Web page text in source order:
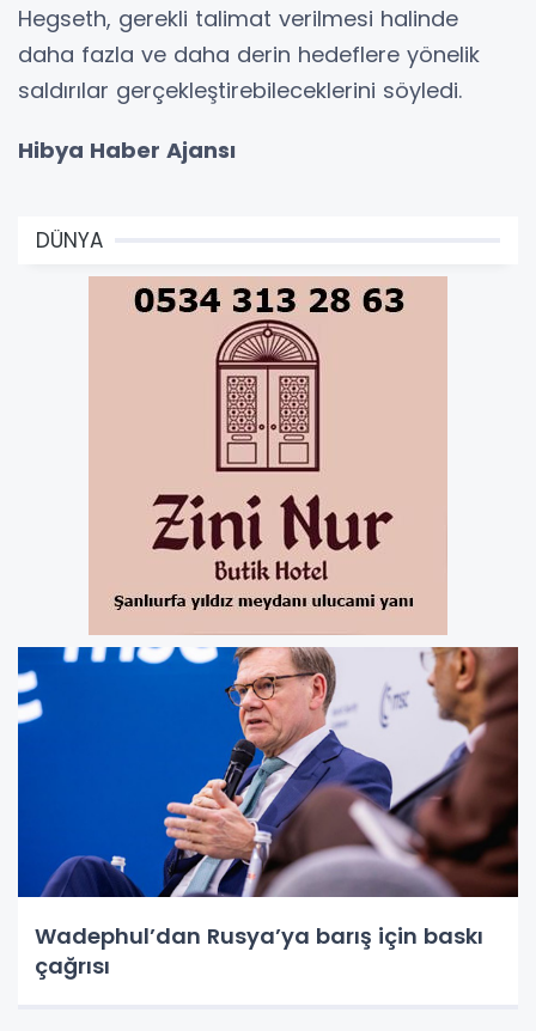
Hegseth, gerekli talimat verilmesi halinde
daha fazla ve daha derin hedeflere yönelik
saldırılar gerçekleştirebileceklerini söyledi.
Hibya Haber Ajansı
DÜNYA
Wadephul’dan Rusya’ya barış için baskı
çağrısı